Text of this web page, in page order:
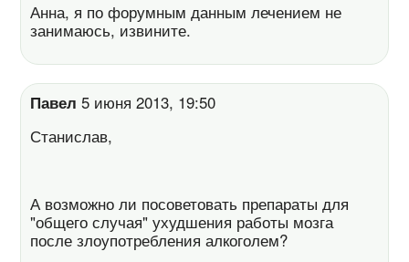
Анна, я по форумным данным лечением не
занимаюсь, извините.
Павел 5 июня 2013, 19:50
Станислав,
А возможно ли посоветовать препараты для
"общего случая" ухудшения работы мозга
после злоупотребления алкоголем?